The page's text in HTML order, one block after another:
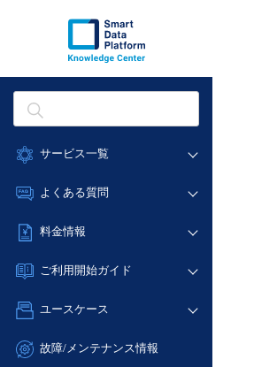
サービス一覧
データ利活用
ネットワーク
IoT
サポート
管理機能
よくある質問
データ利活用
ネットワーク
IoT
サポート
料金情報
料金シミュレーター
クラウド/サーバー
ネットワーク
ご利用開始ガイド
■ 管理機能
ユースケース
- バックアップ
故障/メンテナンス情報